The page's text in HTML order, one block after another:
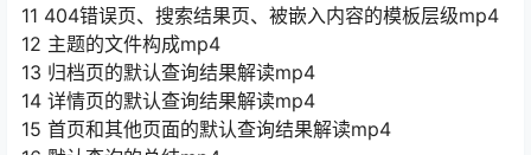
11 404错误页、搜索结果页、被嵌入内容的模板层级mp4
12 主题的文件构成mp4
13 归档页的默认查询结果解读mp4
14 详情页的默认查询结果解读mp4
15 首页和其他页面的默认查询结果解读mp4